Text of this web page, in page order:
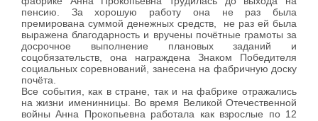
пенсию. За хорошую работу она не раз была
премирована суммой денежных средств, не раз ей была
выражена благодарность и вручены почётные грамоты за
досрочное выполнение плановых заданий и
соцобязательств, она награждена Знаком Победителя
социальных соревнований, занесена на фабричную доску
почёта.
Все события, как в стране, так и на фабрике отражались
на жизни именинницы. Во время Великой Отечественной
войны Анна Прокопьевна работала как взрослые по 12